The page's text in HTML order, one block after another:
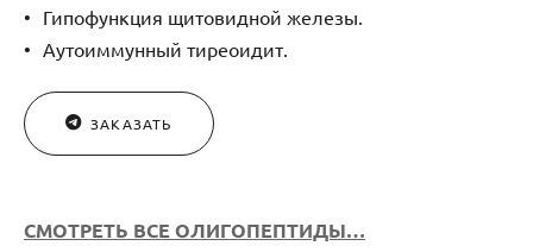
Гипофункция щитовидной железы.
Аутоиммунный тиреоидит.
ЗАКАЗАТЬ
СМОТРЕТЬ ВСЕ ОЛИГОПЕПТИДЫ…